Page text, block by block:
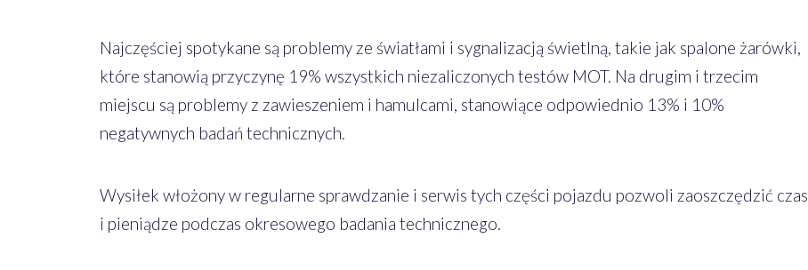
Najczęściej spotykane są problemy ze światłami i sygnalizacją świetlną, takie jak spalone żarówki,
które stanowią przyczynę 19% wszystkich niezaliczonych testów MOT. Na drugim i trzecim
miejscu są problemy z zawieszeniem i hamulcami, stanowiące odpowiednio 13% i 10%
negatywnych badań technicznych.
Wysiłek włożony w regularne sprawdzanie i serwis tych części pojazdu pozwoli zaoszczędzić czas
i pieniądze podczas okresowego badania technicznego.